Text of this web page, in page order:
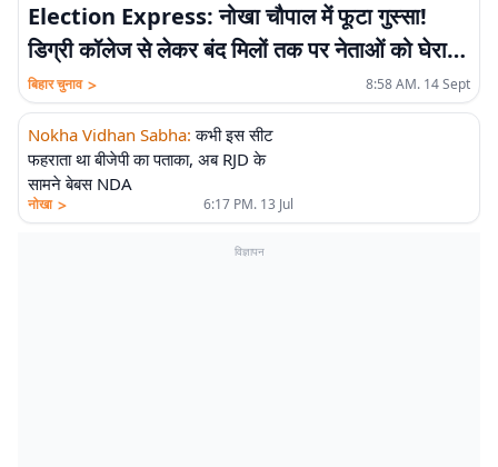
Election Express: नोखा चौपाल में फूटा गुस्सा!
डिग्री कॉलेज से लेकर बंद मिलों तक पर नेताओं को घेरा,
मंच पर जमकर भिड़ंत
बिहार चुनाव > 8:58 AM. 14 Sept
Nokha Vidhan Sabha: कभी इस सीट
फहराता था बीजेपी का पताका, अब RJD के
सामने बेबस NDA
नोखा > 6:17 PM. 13 Jul
विज्ञापन